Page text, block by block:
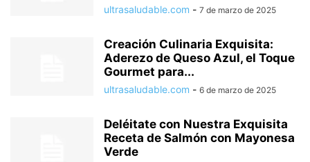
ultrasaludable.com - 7 de marzo de 2025
Creación Culinaria Exquisita:
Aderezo de Queso Azul, el Toque
Gourmet para...
ultrasaludable.com - 6 de marzo de 2025
Deléitate con Nuestra Exquisita
Receta de Salmón con Mayonesa
Verde